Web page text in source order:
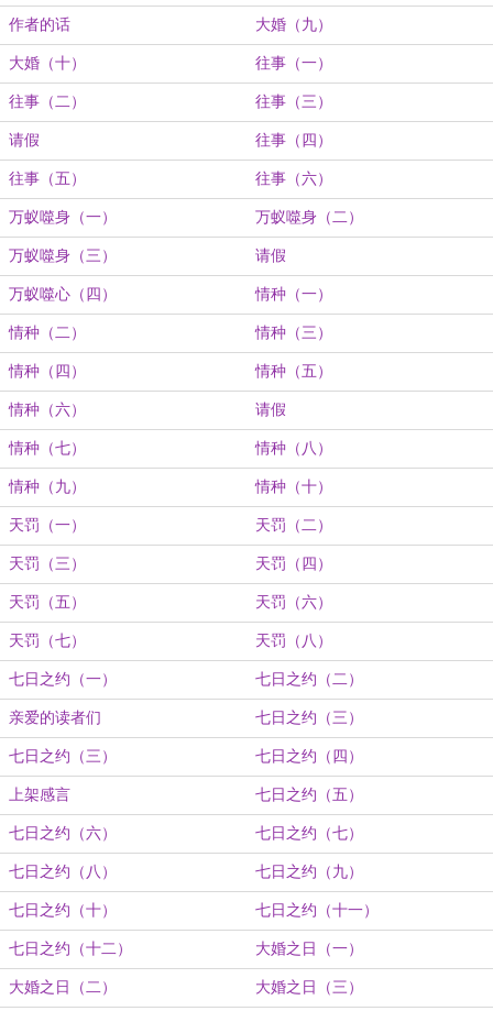
作者的话 大婚（九）
大婚（十） 往事（一）
往事（二） 往事（三）
请假 往事（四）
往事（五） 往事（六）
万蚁噬身（一） 万蚁噬身（二）
万蚁噬身（三） 请假
万蚁噬心（四） 情种（一）
情种（二） 情种（三）
情种（四） 情种（五）
情种（六） 请假
情种（七） 情种（八）
情种（九） 情种（十）
天罚（一） 天罚（二）
天罚（三） 天罚（四）
天罚（五） 天罚（六）
天罚（七） 天罚（八）
七日之约（一） 七日之约（二）
亲爱的读者们 七日之约（三）
七日之约（三） 七日之约（四）
上架感言 七日之约（五）
七日之约（六） 七日之约（七）
七日之约（八） 七日之约（九）
七日之约（十） 七日之约（十一）
七日之约（十二） 大婚之日（一）
大婚之日（二） 大婚之日（三）